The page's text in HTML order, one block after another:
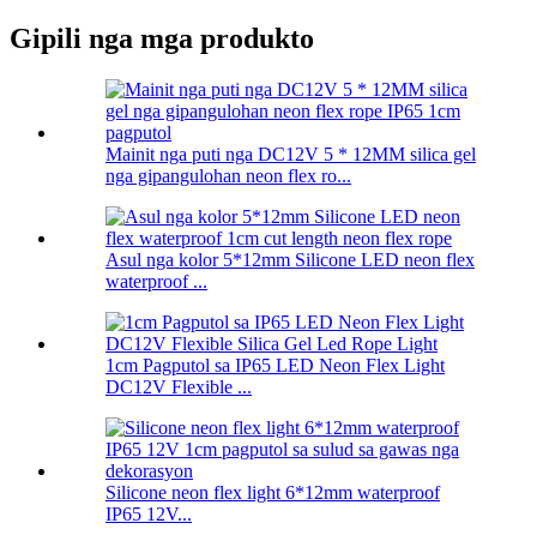
Gipili nga mga produkto
Mainit nga puti nga DC12V 5 * 12MM silica gel
nga gipangulohan neon flex ro...
Asul nga kolor 5*12mm Silicone LED neon flex
waterproof ...
1cm Pagputol sa IP65 LED Neon Flex Light
DC12V Flexible ...
Silicone neon flex light 6*12mm waterproof
IP65 12V...